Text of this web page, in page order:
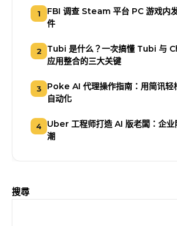
1
FBI 调查 Steam 平台 PC 游戏内
件
2
Tubi 是什么？一次搞懂 Tubi 与
应用整合的三大关键
3
Poke AI 代理操作指南：用简讯轻
自动化
4
Uber 工程师打造 AI 版老闆：企业
潮
搜尋